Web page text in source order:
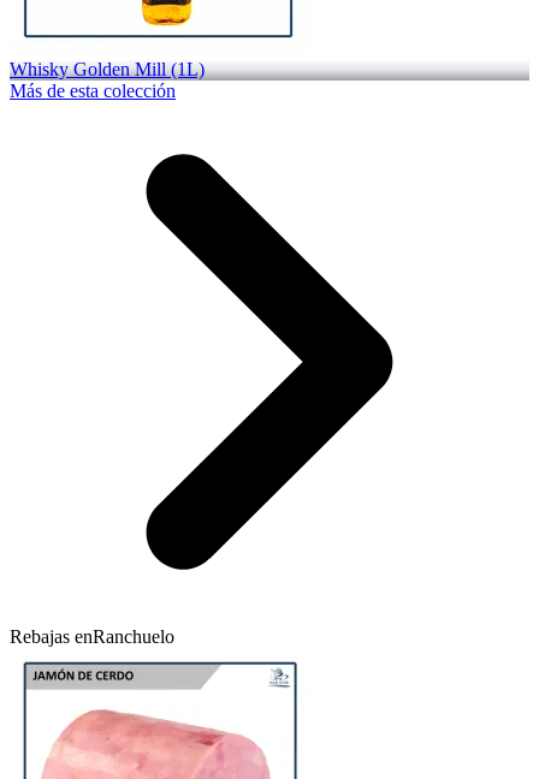
Whisky Golden Mill (1L)
Más de esta colección
Rebajas enRanchuelo